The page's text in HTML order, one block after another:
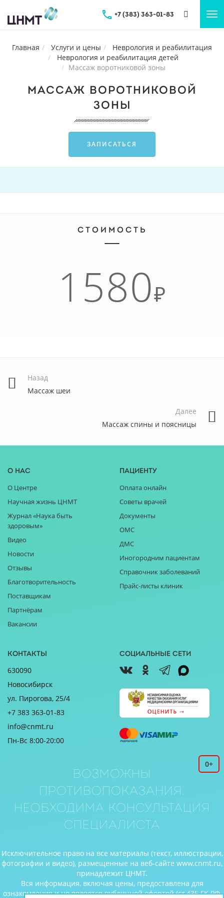
+7 (383) 363-01-83
Главная Услуги и цены
Неврология и реабилитация
Неврология и реабилитация детей
Массаж воротниковой зоны
МАССАЖ ВОРОТНИКОВОЙ
ЗОНЫ
ЗАПИСАТЬСЯ
СТОИМОСТЬ
1580₽
Назад
Массаж шеи
Далее
Массаж спины и поясницы
О нас
О Центре
Научная жизнь ЦНМТ
Журнал «Наука быть
здоровым»
Видео
Новости
Отзывы
Благотворительность
Поставщикам
Партнёрам
Вакансии
Пациенту
Оплата онлайн
Советы врачей
Документы
ОМС
ДМС
Иногородним пациентам
Справочник заболеваний
Прайс-листы клиник
Контакты
630090
Новосибирск
ул. Пирогова, 25/4
+7 383 363-01-83
info@cnmt.ru
Пн-Вс 8:00-20:00
Социальные сети
0+
Возможны
противопоказания.
Необходима консультация
специалиста
Исключительное право на все материалы (текст, иллюстрации,
фотографии и видео), размещенные на веб-сайте www.cnmt.ru,
принадлежит ЦНМТ.
Вся информация, включая цены, предоставлена для
ознакомления и не является публичной офертой (ст.435 ГК РФ,